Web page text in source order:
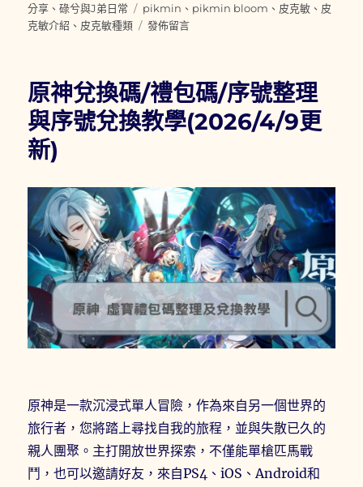
者
佈
日
類
分享 、碌兮與J弟日常
標
籤
pikmin 、 pikmin bloom 、 皮克敏 、 皮
克敏介紹 、 皮克敏種類
在
Pikmin
Bloom
5
經
典：
遊
戲
卡
帶
活
動
全
攻
發佈留言
原神兌換碼/禮包碼/序號整理
與序號兌換教學(2026/4/9更
新)
原神是一款沉浸式單人冒險，作為來自另一個世界的
旅行者，您將踏上尋找自我的旅程，並與失散已久的
親人團聚。主打開放世界探索，不僅能單槍匹馬戰
鬥，也可以邀請好友，來自PS4、iOS、Android和